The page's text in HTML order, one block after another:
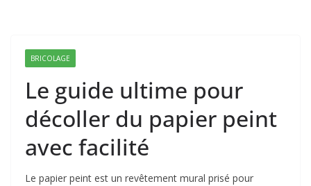
BRICOLAGE
Le guide ultime pour
décoller du papier peint
avec facilité
Le papier peint est un revêtement mural prisé pour